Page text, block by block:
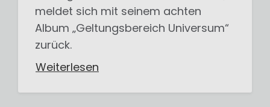
meldet sich mit seinem achten
Album „Geltungsbereich Universum“
zurück.
Weiterlesen